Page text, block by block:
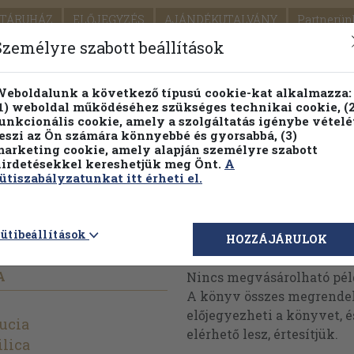
ELŐJEGYZÉS AJÁNDÉKUTALVÁNY
SEGÍTSÉG
PILLANATNYI ÁRAINK FENNTARTHATÓ
Részletes kereső Témaköri fa
Megvásárolható
Nincs megvásárolható
A könyv összes
előjegyezheti a könyvet,
elérhető lesz, értesítjük.
szabott beállítások
a következő típusú cookie-kat alkalmazza:
weboldal működéséhez szükséges technikai cookie,
cookie, amely a szolgáltatás igénybe
az Ön számára könnyebbé és gyorsabbá, (3)
cookie, amely alapján személyre szabott
kereshetjük meg Önt. A
itt érheti el.
HOZZÁJÁRULOK